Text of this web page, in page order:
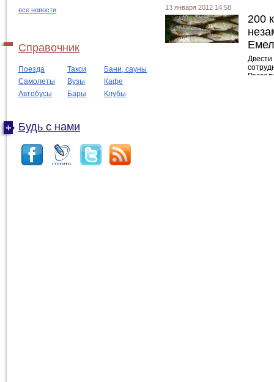
все новости
Справочник
Поезда Такси
Бани, сауны
Самолеты
Вузы
Кафе
Автобусы
Бары Клубы
Будь с нами
13 января 2012 14:58
200